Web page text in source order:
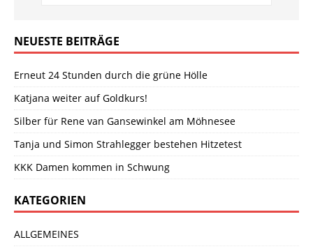
NEUESTE BEITRÄGE
Erneut 24 Stunden durch die grüne Hölle
Katjana weiter auf Goldkurs!
Silber für Rene van Gansewinkel am Möhnesee
Tanja und Simon Strahlegger bestehen Hitzetest
KKK Damen kommen in Schwung
KATEGORIEN
ALLGEMEINES